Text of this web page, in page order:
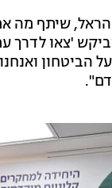
שיתף מה
וביקש 'צאו